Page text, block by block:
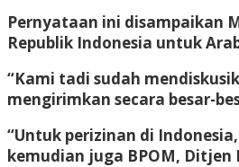
Pernyataan ini disampaikan
Republik Indonesia untuk
“Kami tadi sudah
mengirimkan secara besar-
“Untuk perizinan di
kemudian juga BPOM, Ditjen